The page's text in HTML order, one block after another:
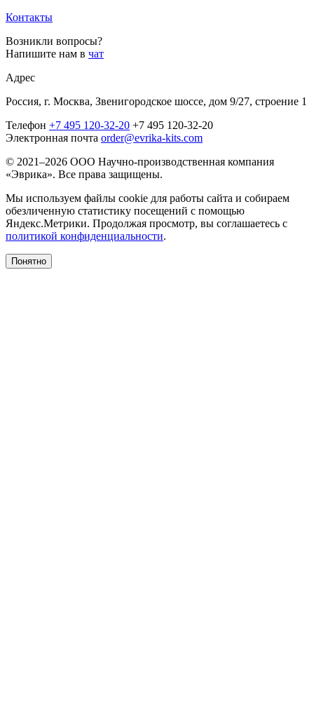
Контакты
Возникли вопросы?
Напишите нам в чат
Адрес
Россия, г. Москва, Звенигородское шоссе, дом 9/27, строение 1
Телефон +7 495 120-32-20 +7 495 120-32-20
Электронная почта order@evrika-kits.com
© 2021–2026 ООО Научно-производственная компания
«Эврика». Все права защищены.
Мы используем файлы cookie для работы сайта и собираем
обезличенную статистику посещений с помощью
Яндекс.Метрики. Продолжая просмотр, вы соглашаетесь с
политикой конфиденциальности.
Понятно